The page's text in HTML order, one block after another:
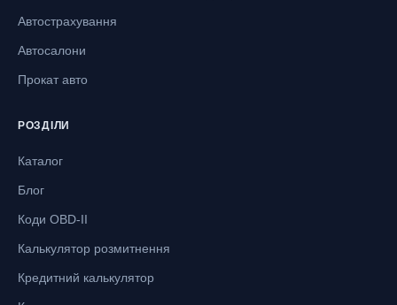
Автострахування
Автосалони
Прокат авто
РОЗДІЛИ
Каталог
Блог
Коди OBD-II
Калькулятор розмитнення
Кредитний калькулятор